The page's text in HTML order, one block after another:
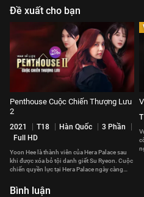
Đề xuất cho bạn
Penthouse Cuộc Chiến Thượng Lưu
2
2021 T18 Hàn Quốc
3 Phần
Full HD
Yoon Hee là thành viên của Hera Palace sau
khi được xóa bỏ tội danh giết Su Ryeon. Cuộc
chiến quyền lực tại Hera Palace ngày càng
Bình luận